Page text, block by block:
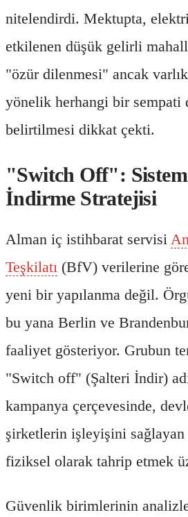
nitelendirdi. Mektupta,
etkilenen düşük gelirli
"özür dilenmesi" ancak
yönelik herhangi bir sempati
belirtilmesi dikkat çekti.
"Switch Off":
İndirme Stratejisi
Alman iç istihbarat servisi
Teşkilatı (BfV) verilerine
yeni bir yapılanma değil.
bu yana Berlin ve
faaliyet gösteriyor. Grubun
"Switch off" (Şalteri İndir)
kampanya çerçevesinde,
şirketlerin işleyişini sağlayan
fiziksel olarak tahrip etmek
Güvenlik birimlerinin